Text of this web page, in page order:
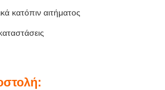
κατόπιν αιτήματος